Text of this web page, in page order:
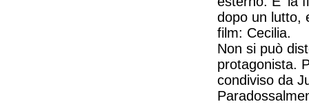
dopo un lutto,
film: Cecilia.
Non si può
protagonista.
condiviso da